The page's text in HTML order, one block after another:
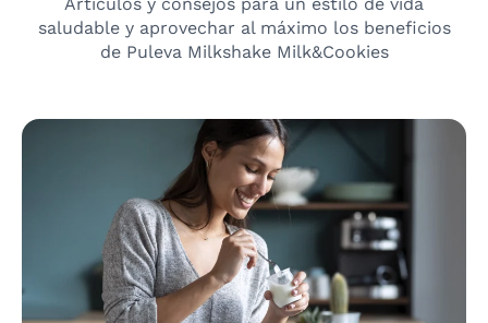
saludable y aprovechar al máximo los beneficios
de Puleva Milkshake Milk&Cookies